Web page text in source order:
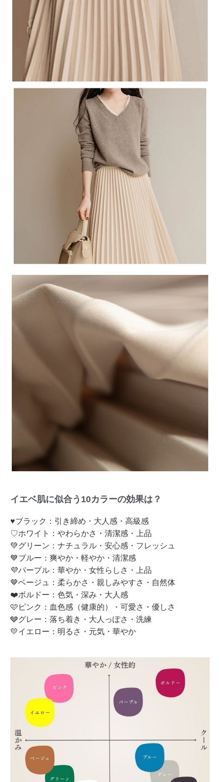
イエベ肌に似合う10カラーの効果は？
♥ブラック：引き締め・大人感・高級感
♡ホワイト：やわらかさ・清潔感・上品
💚グリーン：ナチュラル・安心感・フレッシュ
💙ブルー：爽やか・軽やか・清潔感
💜パープル：華やか・女性らしさ・上品
🤎ベージュ：柔らかさ・親しみやすさ・自然体
❤️ボルドー：色気・深み・大人感
🩷ピンク：血色感（健康的）・可愛さ・優しさ
🩶グレー：落ち着き・大人っぽさ・洗練
💛イエロー：明るさ・元気・華やか